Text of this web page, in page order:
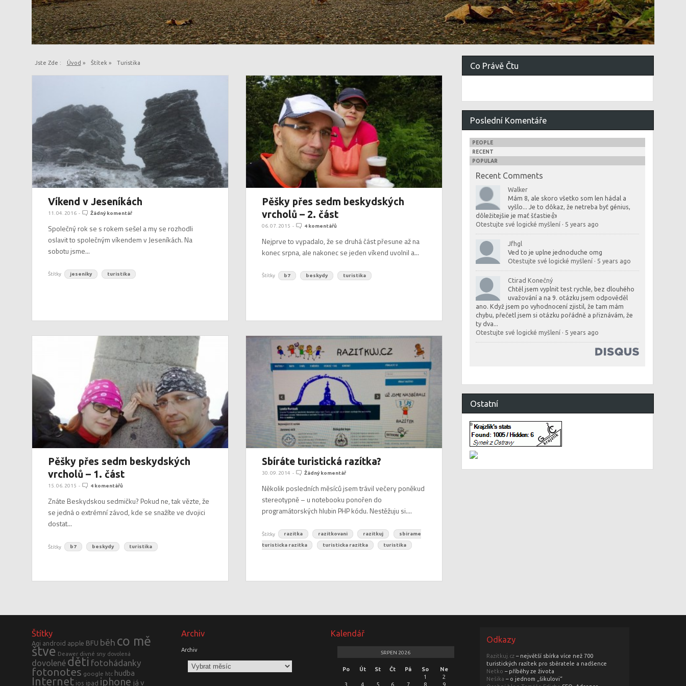
Jste Zde : Úvod » Štítek » Turistika
Víkend v Jeseníkách
11. 04. 2016- Žádný komentář
Společný rok se s rokem sešel a my se rozhodli
oslavit to společným víkendem v Jeseníkách. Na
sobotu jsme...
Štítky jeseníky turistika
Pěšky přes sedm beskydských
vrcholů – 2. část
06. 07. 2015 - 4 komentářů
Nejprve to vypadalo, že se druhá část přesune až na
konec srpna, ale nakonec se jeden víkend uvolnil a...
Štítky b7 beskydy turistika
Pěšky přes sedm beskydských
vrcholů – 1. část
15. 06. 2015 - 4 komentářů
Znáte Beskydskou sedmičku? Pokud ne, tak vězte, že
se jedná o extrémní závod, kde se snažíte ve dvojici
dostat...
Štítky b7 beskydy turistika
Sbíráte turistická razítka?
30. 09. 2014 - Žádný komentář
Několik posledních měsíců jsem trávil večery poněkud
stereotypně – u notebooku ponořen do
programátorských hlubin PHP kódu. Nestěžuju si....
Štítky razitka razitkovani razitkuj
sbirame
turisticka razitka
turisticka razitka turistika
Co Právě Čtu
Poslední Komentáře
PEOPLE
RECENT
POPULAR
Recent Comments
Walker
Mám 8, ale skoro všetko som len hádal a
vyšlo... Je to dôkaz, že netreba byť génius,
dôležitejšie je mať šťastie👍
Otestujte své logické myšlení· 5 years ago
Jfhgl
Ved to je uplne jednoduche omg
Otestujte své logické myšlení· 5 years ago
Ctirad Konečný
Chtěl jsem vyplnit test rychle, bez dlouhého
uvažování a na 9. otázku jsem odpověděl
ano. Když jsem po vyhodnocení zjistil, že tam mám
chybu, přečetl jsem si otázku pořádně a přiznávám, že
ty dva...
Otestujte své logické myšlení· 5 years ago
Ostatní
Štítky
Agi android apple BFU běh co mě
štve Deawer divné sny dovolená
dovolené děti fotohádanky
fotonotes google htc hudba
Internet ios ipad iphone já v
Archiv
Archiv
Kalendář
SRPEN 2026
Po Út St Čt Pá So
Ne
1
2
3
4 5 6 7 8 9
Odkazy
Razitkuj.cz– největší sbírka více než 700
turistických razítek pro sběratele a nadšence
Netko – příběhy ze života
Nešika – o jednom „šikulovi“